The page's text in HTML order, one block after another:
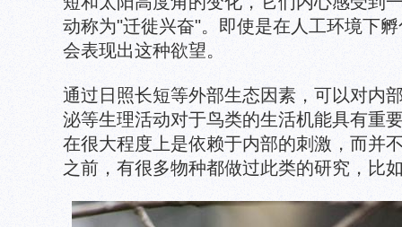
动称为"迁徙兴奋"。即使是在人工环境下
会表现出这种欲望。
通过日照长短等外部生态因素，可以对内
泌等生理活动对于鸟类的生活机能具有重
在很大程度上是依赖于内部的刺激，而并
之前，有很多物种都做过此类的研究，比